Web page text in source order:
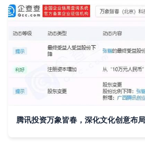
腾讯投资万象皆春，深化文化创意布局